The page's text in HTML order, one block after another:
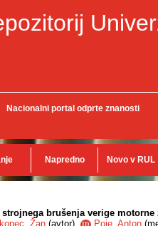
Nacionalni portal odprte znanosti
Napredno Novo v RUL
brušenja verige
Žan (avtor), ID Poje, Anton (